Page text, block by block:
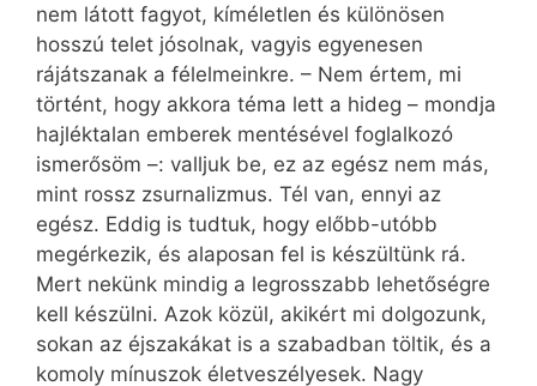
nem látott fagyot, kíméletlen és különösen
hosszú telet jósolnak, vagyis egyenesen
rájátszanak a félelmeinkre. – Nem értem, mi
történt, hogy akkora téma lett a hideg – mondja
hajléktalan emberek mentésével foglalkozó
ismerősöm –: valljuk be, ez az egész nem más,
mint rossz zsurnalizmus. Tél van, ennyi az
egész. Eddig is tudtuk, hogy előbb-utóbb
megérkezik, és alaposan fel is készültünk rá.
Mert nekünk mindig a legrosszabb lehetőségre
kell készülni. Azok közül, akikért mi dolgozunk,
sokan az éjszakákat is a szabadban töltik, és a
komoly mínuszok életveszélyesek. Nagy